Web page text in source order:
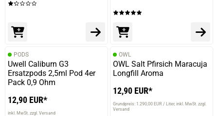
PODS
Uwell Caliburn G3
Ersatzpods 2,5ml Pod 4er
Pack 0,9 Ohm
12,90 EUR*
inkl. MwSt. zzgl. Versand
OWL
OWL Salt Pfirsich Maracuja
Longfill Aroma
12,90 EUR*
Grundpreis: 1.290,00 EUR / Liter inkl. MwSt. zzgl.
Versand